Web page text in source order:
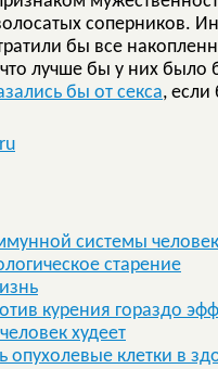
соперников.
бы все
лучше бы у них
бы от секса,
системы
старение
курения гораздо
худеет
опухолевые клетки в